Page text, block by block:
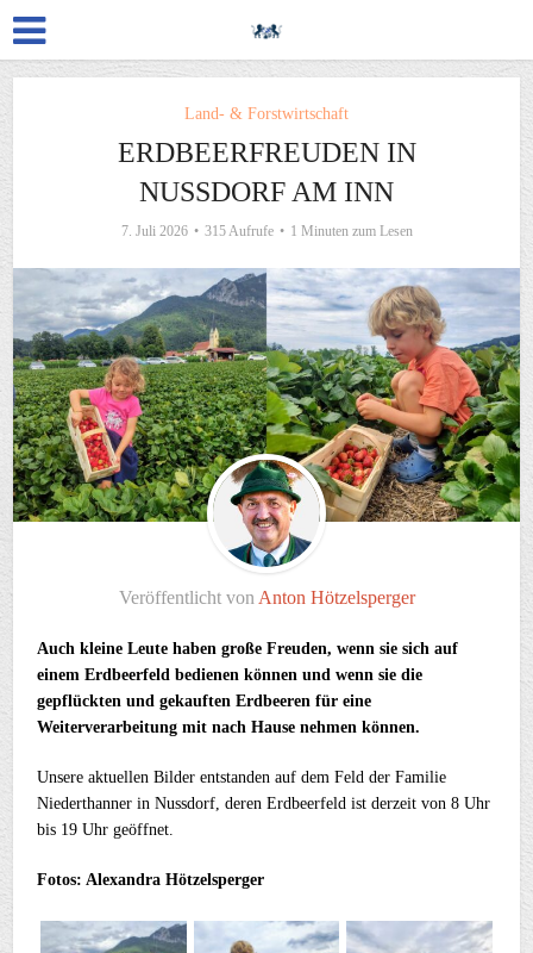
Land- & Forstwirtschaft
ERDBEERFREUDEN IN
NUSSDORF AM INN
7. Juli 2026 315 Aufrufe 1 Minuten zum Lesen
Veröffentlicht von Anton Hötzelsperger
Auch kleine Leute haben große Freuden, wenn sie sich auf
einem Erdbeerfeld bedienen können und wenn sie die
gepflückten und gekauften Erdbeeren für eine
Weiterverarbeitung mit nach Hause nehmen können.
Unsere aktuellen Bilder entstanden auf dem Feld der Familie
Niederthanner in Nussdorf, deren Erdbeerfeld ist derzeit von 8 Uhr
bis 19 Uhr geöffnet.
Fotos: Alexandra Hötzelsperger